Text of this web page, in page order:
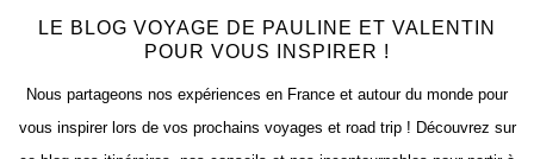
LE BLOG VOYAGE DE PAULINE ET VALENTIN
POUR VOUS INSPIRER !
Nous partageons nos expériences en France et autour du monde pour
vous inspirer lors de vos prochains voyages et road trip ! Découvrez sur